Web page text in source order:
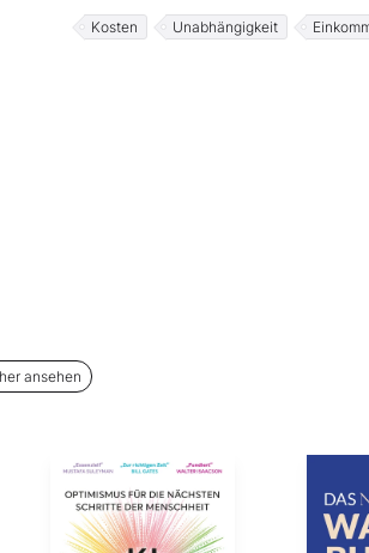
Kosten Unabhängigkeit
ansehen